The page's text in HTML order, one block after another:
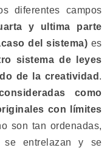
diferentes campos
y ultima parte
del sistema) es
sistema de leyes
de la creatividad .
como
con límites
son tan ordenadas,
se entrelazan y se